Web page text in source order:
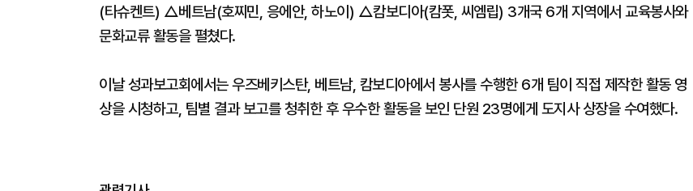
(타슈켄트) △베트남(호찌민, 응에안, 하노이) △캄보디아(캄폿, 씨엠립) 3개국 6개 지역에서 교육봉사와
문화교류 활동을 펼쳤다.
이날 성과보고회에서는 우즈베키스탄, 베트남, 캄보디아에서 봉사를 수행한 6개 팀이 직접 제작한 활동 영
상을 시청하고, 팀별 결과 보고를 청취한 후 우수한 활동을 보인 단원 23명에게 도지사 상장을 수여했다.